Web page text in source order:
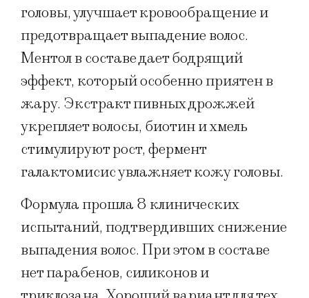
головы, улучшает кровообращение и
предотвращает выпадение волос.
Ментол в составе дает бодрящий
эффект, который особенно приятен в
жару. Экстракт пивных дрожжей
укрепляет волосы, биотин и хмель
стимулируют рост, фермент
галактомисис увлажняет кожу головы.
Формула прошла 8 клинических
испытаний, подтвердивших снижение
выпадения волос. При этом в составе
нет парабенов, силиконов и